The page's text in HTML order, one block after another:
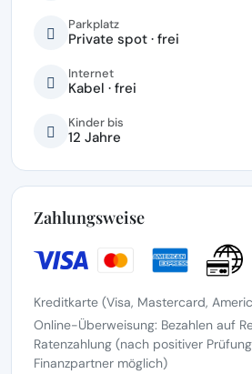
Parkplatz
Private spot · frei
Internet
Kabel · frei
Kinder bis
12 Jahre
Zahlungsweise
Kreditkarte (Visa, Mastercard,
Online-Überweisung: Bezahlen auf
Ratenzahlung (nach positiver
Finanzpartner möglich)